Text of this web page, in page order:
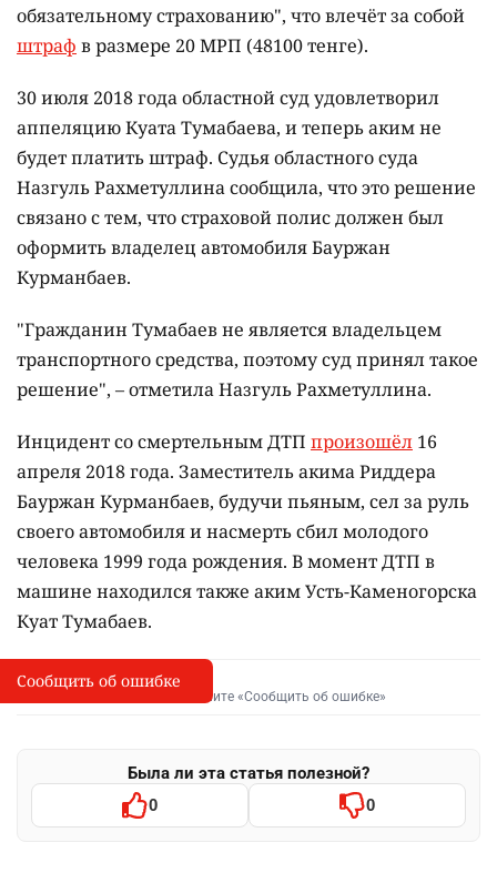
обязательному страхованию", что влечёт за собой
штраф в размере 20 МРП (48100 тенге).
30 июля 2018 года областной суд удовлетворил
аппеляцию Куата Тумабаева, и теперь аким не
будет платить штраф. Судья областного суда
Назгуль Рахметуллина сообщила, что это решение
связано с тем, что страховой полис должен был
оформить владелец автомобиля Бауржан
Курманбаев.
"Гражданин Тумабаев не является владельцем
транспортного средства, поэтому суд принял такое
решение", – отметила Назгуль Рахметуллина.
Инцидент со смертельным ДТП произошёл 16
апреля 2018 года. Заместитель акима Риддера
Бауржан Курманбаев, будучи пьяным, сел за руль
своего автомобиля и насмерть сбил молодого
человека 1999 года рождения. В момент ДТП в
машине находился также аким Усть-Каменогорска
Куат Тумабаев.
I
Сообщить об опечатке
Выделите фрагмент и нажмите «Сообщить об ошибке»
Была ли эта статья полезной?
0 0
Сообщить об ошибке